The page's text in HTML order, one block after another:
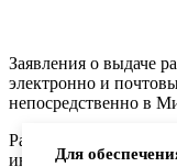
Заявления о выдаче
электронно и
непосредственно в
Разрешения
иностранными
Для